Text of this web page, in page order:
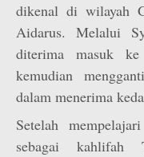
dikenal di wilayah
Aidarus. Melalui
diterima masuk
kemudian
dalam menerima
Setelah
sebagai kahlifah